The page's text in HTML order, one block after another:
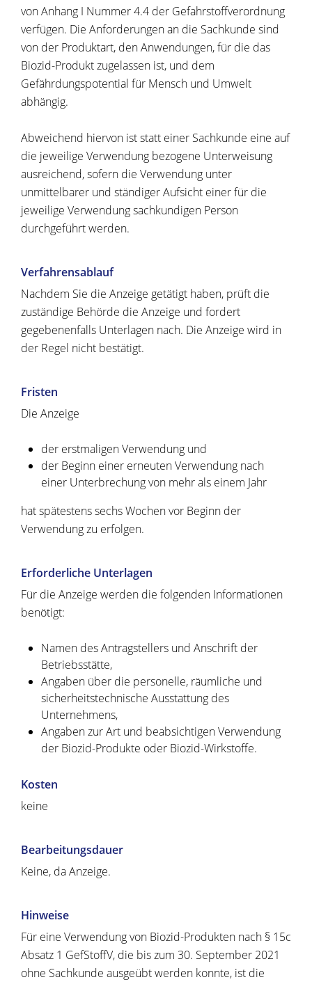
von Anhang I Nummer 4.4 der Gefahrstoffverordnung
verfügen. Die Anforderungen an die Sachkunde sind
von der Produktart, den Anwendungen, für die das
Biozid-Produkt zugelassen ist, und dem
Gefährdungspotential für Mensch und Umwelt
abhängig.
Abweichend hiervon ist statt einer Sachkunde eine auf
die jeweilige Verwendung bezogene Unterweisung
ausreichend, sofern die Verwendung unter
unmittelbarer und ständiger Aufsicht einer für die
jeweilige Verwendung sachkundigen Person
durchgeführt werden.
Verfahrensablauf
Nachdem Sie die Anzeige getätigt haben, prüft die
zuständige Behörde die Anzeige und fordert
gegebenenfalls Unterlagen nach. Die Anzeige wird in
der Regel nicht bestätigt.
Fristen
Die Anzeige
der erstmaligen Verwendung und
der Beginn einer erneuten Verwendung nach
einer Unterbrechung von mehr als einem Jahr
hat spätestens sechs Wochen vor Beginn der
Verwendung zu erfolgen.
Erforderliche Unterlagen
Für die Anzeige werden die folgenden Informationen
benötigt:
Namen des Antragstellers und Anschrift der
Betriebsstätte,
Angaben über die personelle, räumliche und
sicherheitstechnische Ausstattung des
Unternehmens,
Angaben zur Art und beabsichtigen Verwendung
der Biozid-Produkte oder Biozid-Wirkstoffe.
Kosten
keine
Bearbeitungsdauer
Keine, da Anzeige.
Hinweise
Für eine Verwendung von Biozid-Produkten nach § 15c
Absatz 1 GefStoffV, die bis zum 30. September 2021
ohne Sachkunde ausgeübt werden konnte, ist die